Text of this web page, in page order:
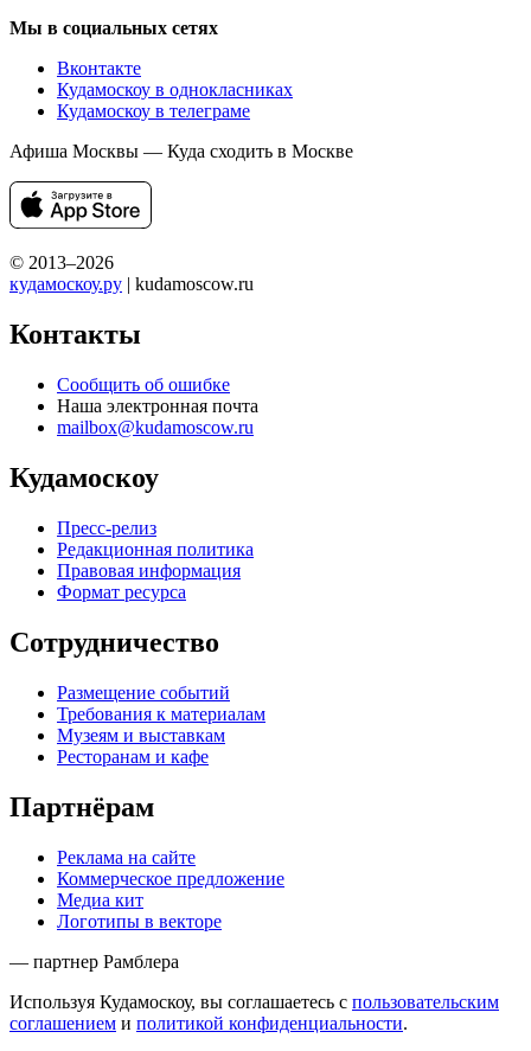
Мы в социальных сетях
Вконтакте
Кудамоскоу в однокласниках
Кудамоскоу в телеграме
Афиша Москвы — Куда сходить в Москве
© 2013–2026
кудамоскоу.ру | kudamoscow.ru
Контакты
Сообщить об ошибке
Наша электронная почта
mailbox@kudamoscow.ru
Кудамоскоу
Пресс-релиз
Редакционная политика
Правовая информация
Формат ресурса
Сотрудничество
Размещение событий
Требования к материалам
Музеям и выставкам
Ресторанам и кафе
Партнёрам
Реклама на сайте
Коммерческое предложение
Медиа кит
Логотипы в векторе
— партнер Рамблера
Используя Кудамоскоу, вы соглашаетесь с пользовательским
соглашением и политикой конфиденциальности.